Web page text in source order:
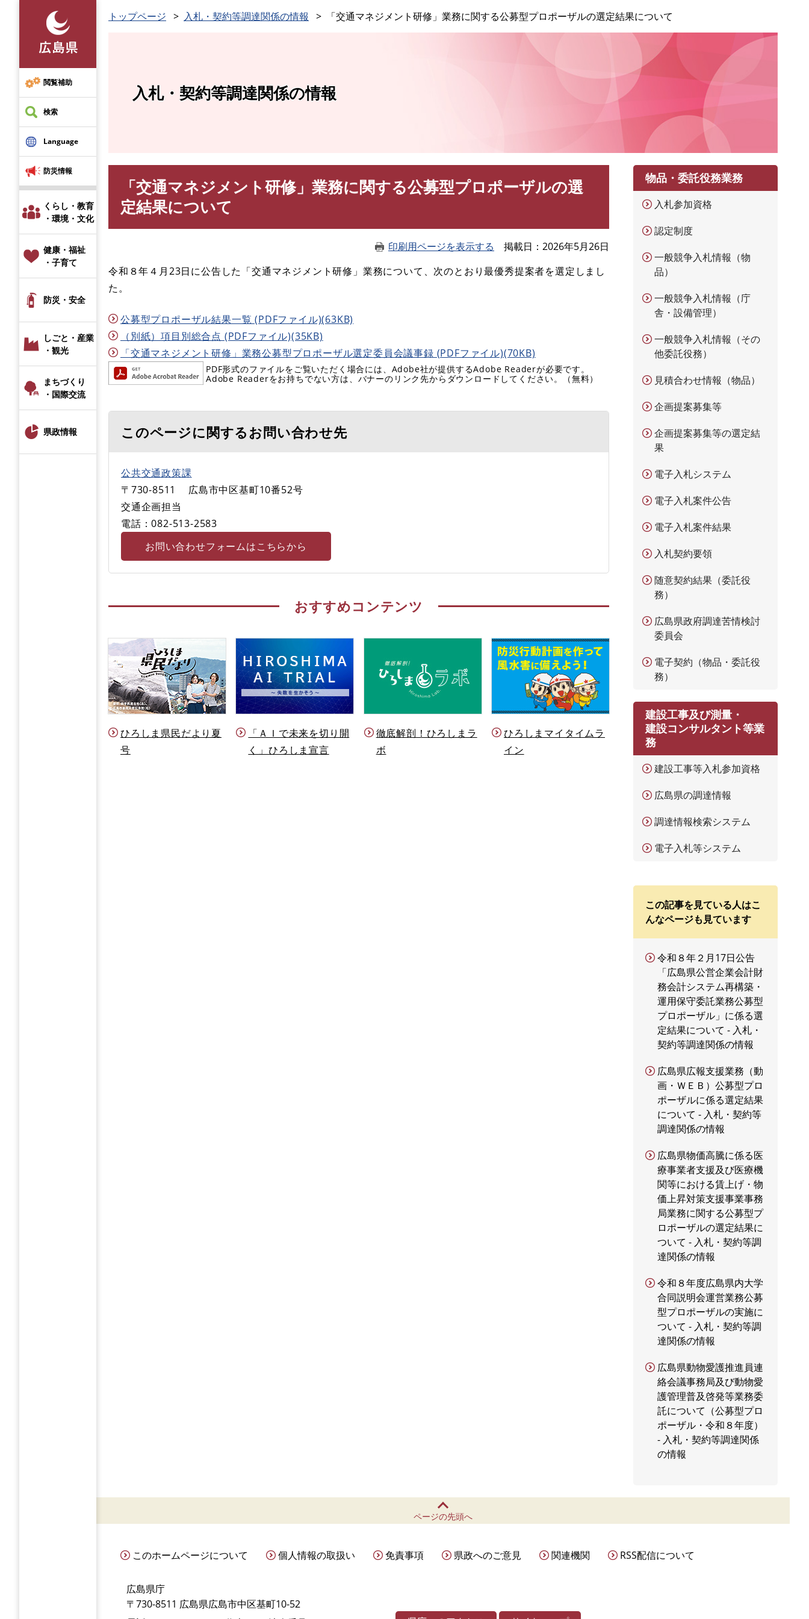
先
頭
で
す
閲覧補助
検索
Language
防災情報
くらし・教育
・環境・文化
健康・福祉
・子育て
防災・安全
しごと・産業
・観光
まちづくり
・国際交流
県政情報
トップページ 入札・契約等調達関係の情報 「交通マネジメント研修」業務に関する公募型プロポーザルの選定結果について
入札・契約等調達関係の情報
「交通マネジメント研修」業務に関する公募型プロポーザルの選
定結果について
印刷用ページを表示する 掲載日
2026年5月26日
令和８年４月23日に公告した「交通マネジメント研修」業務について、次のとおり最優秀提案者を選定しまし
た。
公募型プロポーザル結果一覧 (PDFファイル)(63KB)
（別紙）項目別総合点 (PDFファイル)(35KB)
「交通マネジメント研修」業務公募型プロポーザル選定委員会議事録 (PDFファイル)(70KB)
PDF形式のファイルをご覧いただく場合には、Adobe社が提供するAdobe Readerが必要です。
Adobe Readerをお持ちでない方は、バナーのリンク先からダウンロードしてください。（無料）
このページに関するお問い合わせ先
公共交通政策課
〒730-8511
広島市中区基町10番52号
交通企画担当
電話：082-513-2583
お問い合わせフォームはこちらから
おすすめコンテンツ
ひろしま県民だより夏
号
「ＡＩで未来を切り開
く」ひろしま宣言
徹底解剖！ひろしまラ
ボ
ひろしまマイタイムラ
イン
物品・委託役務業務
入札参加資格
認定制度
一般競争入札情報（物
品）
一般競争入札情報（庁
舎・設備管理）
一般競争入札情報（その
他委託役務）
見積合わせ情報（物品）
企画提案募集等
企画提案募集等の選定結
果
電子入札システム
電子入札案件公告
電子入札案件結果
入札契約要領
随意契約結果（委託役
務）
広島県政府調達苦情検討
委員会
電子契約（物品・委託役
務）
建設工事及び測量・
建設コンサルタント等業
務
建設工事等入札参加資格
広島県の調達情報
調達情報検索システム
電子入札等システム
この記事を見ている人はこ
んなページも見ています
令和８年２月17日公告
「広島県公営企業会計財
務会計システム再構築・
運用保守委託業務公募型
プロポーザル」に係る選
定結果について - 入札・
契約等調達関係の情報
広島県広報支援業務（動
画・ＷＥＢ）公募型プロ
ポーザルに係る選定結果
について - 入札・契約等
調達関係の情報
広島県物価高騰に係る医
療事業者支援及び医療機
関等における賃上げ・物
価上昇対策支援事業事務
局業務に関する公募型プ
ロポーザルの選定結果に
ついて - 入札・契約等調
達関係の情報
令和８年度広島県内大学
合同説明会運営業務公募
型プロポーザルの実施に
ついて - 入札・契約等調
達関係の情報
広島県動物愛護推進員連
絡会議事務局及び動物愛
護管理普及啓発等業務委
託について（公募型プロ
ポーザル・令和８年度）
- 入札・契約等調達関係
の情報
ページの先頭へ
このホームページについて 個人情報の取扱い 免責事項 県政へのご意見 関連機関 RSS配信について
広島県庁
〒730-8511 広島県広島市中区基町10-52